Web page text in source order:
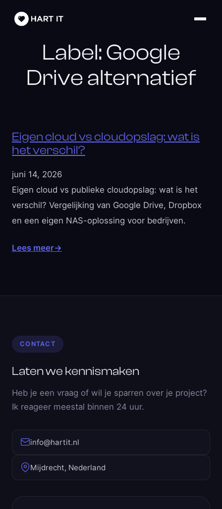
Label:Google
Drive alternatief
Eigen cloud vs cloudopslag: wat is
het verschil?
juni 14, 2026
Eigen cloud vs publieke cloudopslag: wat is het
verschil? Vergelijking van Google Drive, Dropbox
en een eigen NAS-oplossing voor bedrijven.
Lees meer→
CONTACT
Laten we kennismaken
Heb je een vraag of wil je sparren over je project?
Ik reageer meestal binnen 24 uur.
info@hartit.nl
Mijdrecht, Nederland